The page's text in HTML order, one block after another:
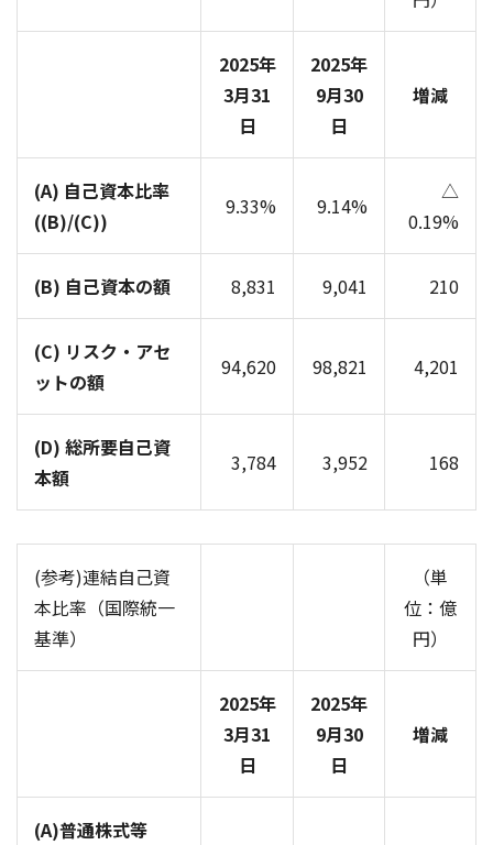
2025年
3月31
日
2025年
9月30
日
増減
(A) 自己資本比率
((B)/(C))
9.33% 9.14%
△
0.19%
(B) 自己資本の額 8,831 9,041 210
(C) リスク・アセ
ットの額
94,620 98,821 4,201
(D) 総所要自己資
本額
3,784 3,952 168
(参考)連結自己資
本比率（国際統一
基準）
（単
位：億
円）
2025年
3月31
日
2025年
9月30
日
増減
(A)普通株式等